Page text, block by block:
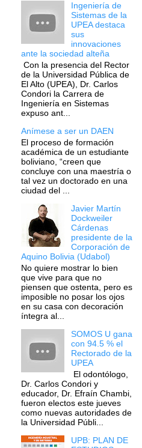
Ingeniería de
Sistemas de la
UPEA destaca
sus
innovaciones
ante la sociedad alteña
Con la presencia del Rector
de la Universidad Pública de
El Alto (UPEA), Dr. Carlos
Condori la Carrera de
Ingeniería en Sistemas
expuso ant...
Anímese a ser un DAEN
El proceso de formación
académica de un estudiante
boliviano, “creen que
concluye con una maestría o
tal vez un doctorado en una
ciudad del ...
Javier Martín
Dockweiler
Cárdenas
presidente de la
Corporación de
Aquino Bolivia (Udabol)
No quiere mostrar lo bien
que vive para que no
piensen que ostenta, pero es
imposible no posar los ojos
en su casa con decoración
íntegra al...
SOMOS U gana
con 94.5 % el
Rectorado de la
UPEA
El odontólogo,
Dr. Carlos Condori y
educador, Dr. Efraín Chambi,
fueron electos este jueves
como nuevas autoridades de
la Universidad Públi...
UPB: PLAN DE